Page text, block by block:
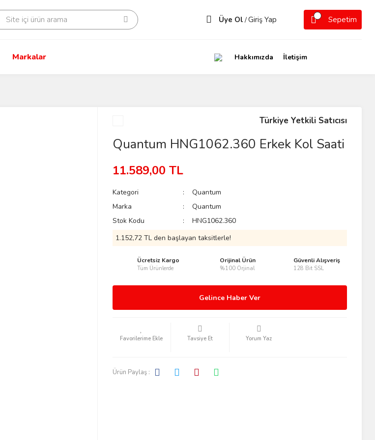
Üye Ol /Giriş Yap Sepetim
Markalar Hakkımızda İletişim
Türkiye Yetkili Satıcısı
Quantum HNG1062.360 Erkek Kol Saati
11.589,00 TL
Kategori
Quantum
Marka
Quantum
Stok Kodu
HNG1062.360
1.152,72 TL den başlayan taksitlerle!
Ücretsiz Kargo
Tüm Ürünlerde
Orijinal Ürün
%100 Orjinal
Güvenli Alışveriş
128 Bit SSL
Gelince Haber Ver
Tavsiye Et Yorum Yaz
Ürün Paylaş :